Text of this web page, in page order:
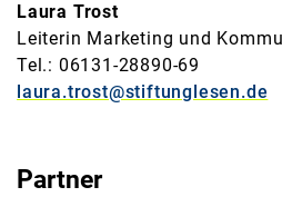
Laura Trost
Leiterin Marketing und
Tel.: 06131-28890-69
laura.trost@stiftunglesen.de
Partner